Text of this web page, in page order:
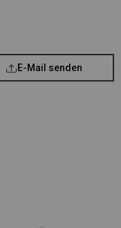
E-Mail senden